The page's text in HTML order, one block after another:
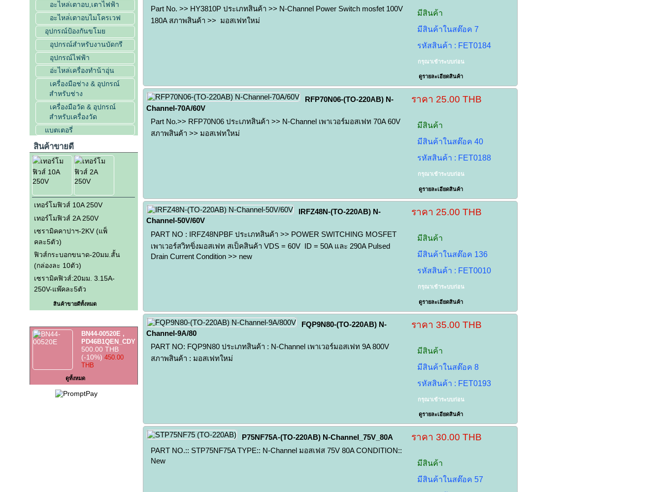
อะไหล่เตาอบ,เตาไฟฟ้า
อะไหล่่เตาอบไมโครเวฟ
อุปกรณ์ป้องกันขโมย
อุปกรณ์สำหรับงานบัดกรี
อุปกรณ์ไฟฟ้า
อ่ะไหล่เครื่องทำน้าอุ่น
เครื่องมือช่าง & อุปกรณ์
สำหรับช่าง
เครื่องมือวัด & อุปกรณ์
สำหรับเครื่องวัด
แบตเตอรี่
สินค้าขายดี
เทอร์โมฟิวส์ 10A 250V
เทอร์โมฟิวส์ 2A 250V
เซรามิคคาปาฯ-2KV (แพ็
คละ5ตัว)
ฟิวส์กระบอกขนาด-20มม.สั้น
(กล่องละ 10ตัว)
เซรามิคฟิวส์:20มม. 3.15A-
250V-แพ๊คละ5ตัว
สินค้าขายดีทั้งหมด
BN44-00520E ,
PD46B1QEN_CDY
500.00 THB
(-10%) 450.00
THB
ดูทั้งหมด
Part No. >> HY3810P ประเภทสินค้า >> N-Channel Power Switch mosfet 100V
180A สภาพสินค้า >> มอสเฟทใหม่
มีสินค้า
มีสินค้าในสต๊อค 7
รหัสสินค้า : FET0184
กรุณาเข้าระบบก่อน
ดูรายละเอียดสินค้า
RFP70N06-(TO-220AB) N-
Channel-70A/60V
Part No.>> RFP70N06 ประเภทสินค้า >> N-Channel เพาเวอร์มอสเฟท 70A 60V
สภาพสินค้า >> มอสเฟทใหม่
ราคา 25.00 THB
มีสินค้า
มีสินค้าในสต๊อค 40
รหัสสินค้า : FET0188
กรุณาเข้าระบบก่อน
ดูรายละเอียดสินค้า
IRFZ48N-(TO-220AB) N-
Channel-50V/60V
PART NO : IRFZ48NPBF ประเภทสินค้า >> POWER SWITCHING MOSFET
เพาเวอร์สวิทขิ่งมอสเฟท สเป็คสินค้า VDS = 60V ID = 50A และ 290A Pulsed
Drain Current Condition >> new
ราคา 25.00 THB
มีสินค้า
มีสินค้าในสต๊อค 136
รหัสสินค้า : FET0010
กรุณาเข้าระบบก่อน
ดูรายละเอียดสินค้า
FQP9N80-(TO-220AB) N-
Channel-9A/80
PART NO: FQP9N80 ประเภทสินค้า : N-Channel เพาเวอร์มอสเฟท 9A 800V
สภาพสินค้า : มอสเฟทใหม่
ราคา 35.00 THB
มีสินค้า
มีสินค้าในสต๊อค 8
รหัสสินค้า : FET0193
กรุณาเข้าระบบก่อน
ดูรายละเอียดสินค้า
P75NF75A-(TO-220AB) N-Channel_75V_80A
PART NO.:: STP75NF75A TYPE:: N-Channel มอสเฟส 75V 80A CONDITION::
New
ราคา 30.00 THB
มีสินค้า
มีสินค้าในสต๊อค 57